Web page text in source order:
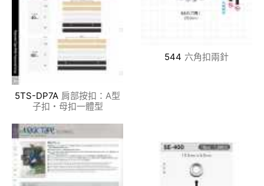
5TS-DP7A 肩部按扣：A型
子扣・母扣一體型
544 六角扣兩針